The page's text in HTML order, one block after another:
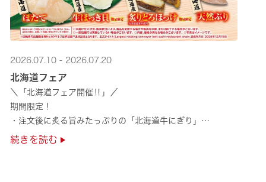
2026.07.10 - 2026.07.20
北海道フェア
＼「北海道フェア開催‼」／
期間限定！
・注文後に炙る旨みたっぷりの「北海道牛にぎり」
・濃厚な甘みの「北海道ほたて」
続きを読む